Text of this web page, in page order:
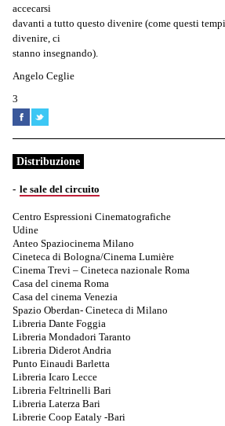
accecarsi
davanti a tutto questo divenire (come questi
divenire, ci
stanno insegnando).
Angelo Ceglie
3
Distribuzione
le sale del circuito
Centro Espressioni Cinematografiche
Udine
Anteo Spaziocinema Milano
Cineteca di Bologna/Cinema Lumière
Cinema Trevi – Cineteca nazionale Roma
Casa del cinema Roma
Casa del cinema Venezia
Spazio Oberdan- Cineteca di Milano
Libreria Dante Foggia
Libreria Mondadori Taranto
Libreria Diderot Andria
Punto Einaudi Barletta
Libreria Icaro Lecce
Libreria Feltrinelli Bari
Libreria Laterza Bari
Librerie Coop Eataly -Bari